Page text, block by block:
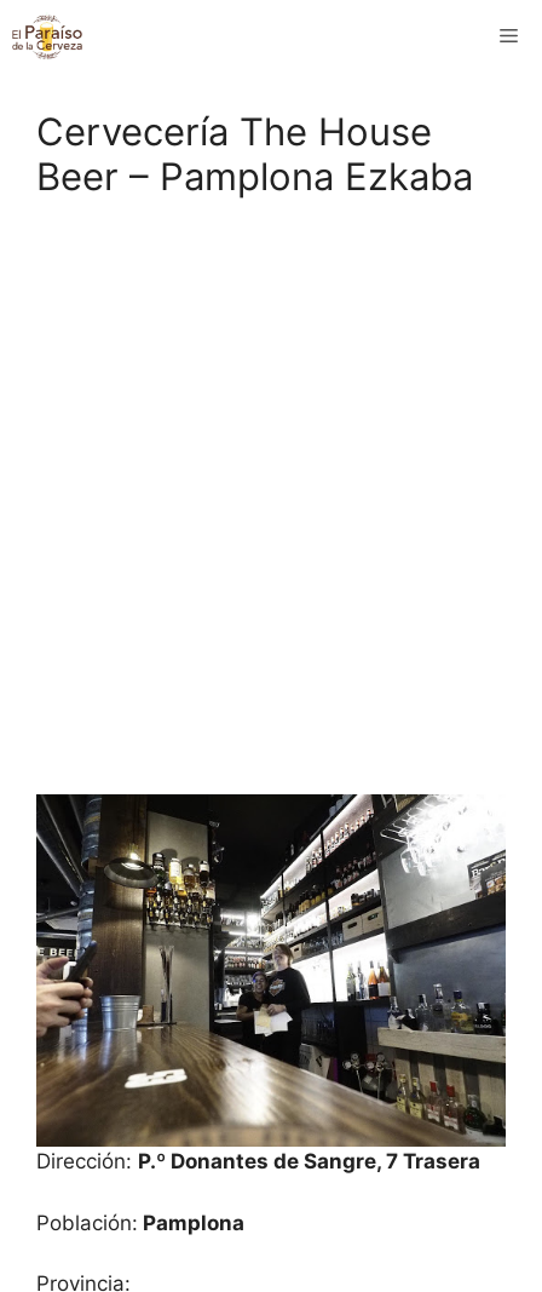
Saltar
al
Cervecería The House
Beer – Pamplona Ezkaba
Dirección: P.º Donantes de Sangre, 7 Trasera
Población: Pamplona
Provincia: